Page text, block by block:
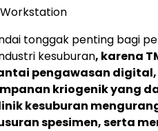
tonggak penting bagi
kesuburan, karena
pengawasan
kriogenik yang
kesuburan
spesimen, serta